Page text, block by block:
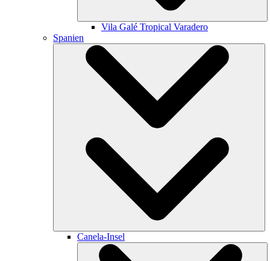
Vila Galé Tropical Varadero
Spanien
Canela-Insel